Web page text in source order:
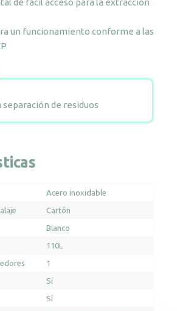
de fácil acceso para la extracción
un funcionamiento conforme a las
separación de residuos
Acero inoxidable
Cartón
Blanco
110L
1
Sí
Sí